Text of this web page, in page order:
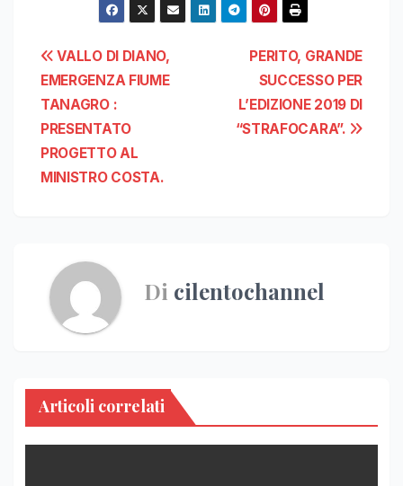
Navigazione
articoli
PERITO, GRANDE
SUCCESSO PER
L’EDIZIONE 2019 DI
“STRAFOCARA”.
VALLO DI DIANO,
EMERGENZA FIUME
TANAGRO :
PRESENTATO
PROGETTO AL
MINISTRO COSTA.
Di cilentochannel
Articoli correlati